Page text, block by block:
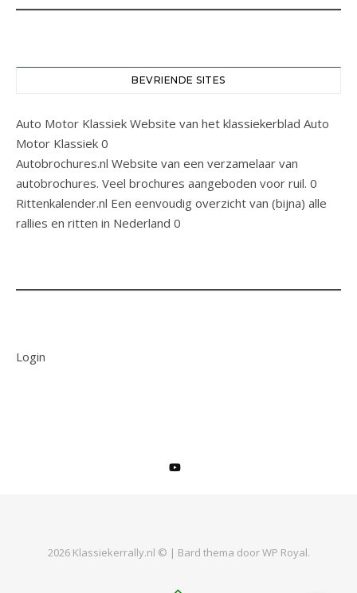
BEVRIENDE SITES
Auto Motor Klassiek Website van het klassiekerblad Auto
Motor Klassiek 0
Autobrochures.nl Website van een verzamelaar van
autobrochures. Veel brochures aangeboden voor ruil. 0
Rittenkalender.nl Een eenvoudig overzicht van (bijna) alle
rallies en ritten in Nederland 0
Login
2026 Klassiekerrally.nl © | Bard thema doorWP Royal.